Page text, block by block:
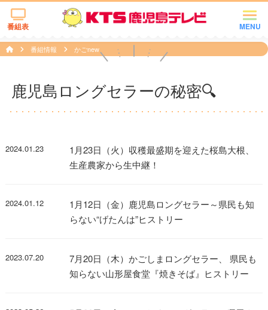
MENU
番組表
番組情報 かごnew
鹿児島ロングセラーの秘密🔍
2024.01.23
1月23日（火）収穫最盛期を迎えた桜島大根、
生産農家から生中継！
2024.01.12
1月12日（金）鹿児島ロングセラー～県民も知
らない“げたんは”ヒストリー
2023.07.20
7月20日（木）かごしまロングセラー、 県民も
知らない山形屋食堂『焼きそば』ヒストリー